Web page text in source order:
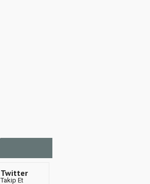
Twitter
Takip Et